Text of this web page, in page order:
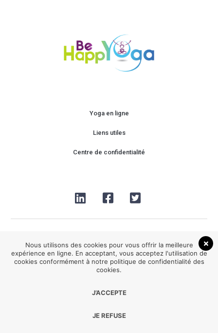
Yoga en ligne
Liens utiles
Centre de confidentialité
2026® Be HappYoga tous droits réservés
Nous utilisons des cookies pour vous offrir la meilleure
expérience en ligne. En acceptant, vous acceptez l'utilisation de
cookies conformément à notre politique de confidentialité des
cookies.
J’ACCEPTE
JE REFUSE